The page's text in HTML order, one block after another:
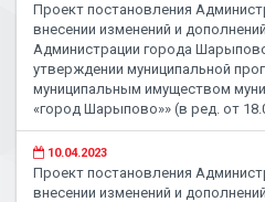
Проект постановления
внесении изменений и
Администрации города
утверждении муниципальной
муниципальным имуществом
«город Шарыпово»» (в ред. от
10.04.2023
Проект постановления
внесении изменений и